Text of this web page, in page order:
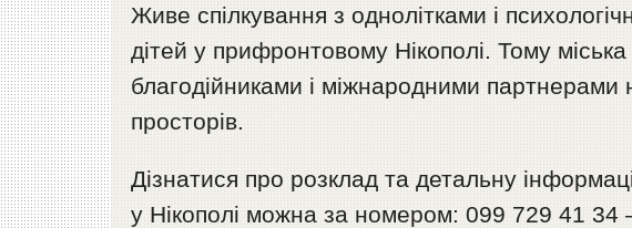
Живе спілкування з однолітками і
дітей у прифронтовому Нікополі. Тому
благодійниками і міжнародними партнерами
просторів.
Дізнатися про розклад та детальну
у Нікополі можна за номером: 099 729 41 34